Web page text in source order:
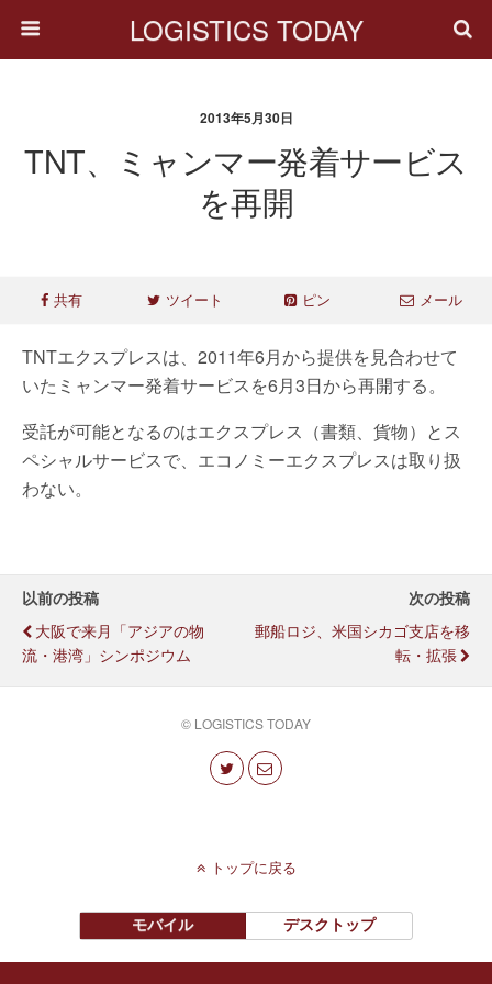
LOGISTICS TODAY
2013年5月30日
TNT、ミャンマー発着サービス
を再開
共有 ツイート ピン メール
TNTエクスプレスは、2011年6月から提供を見合わせて
いたミャンマー発着サービスを6月3日から再開する。
受託が可能となるのはエクスプレス（書類、貨物）とス
ペシャルサービスで、エコノミーエクスプレスは取り扱
わない。
以前の投稿
大阪で来月「アジアの物
流・港湾」シンポジウム
次の投稿
郵船ロジ、米国シカゴ支店を移
転・拡張
© LOGISTICS TODAY
トップに戻る
モバイル デスクトップ